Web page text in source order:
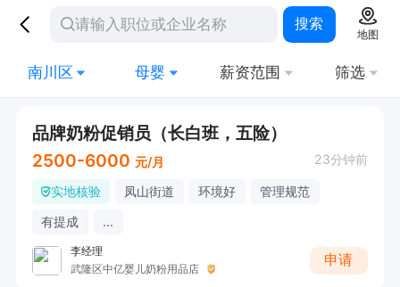
搜索
地图
南川区 母婴 薪资范围 筛选
品牌奶粉促销员（长白班，五险）
2500-6000 元/月 23分钟前
实地核验 凤山街道 环境好
管理规范
有提成
...
李经理
武隆区中亿婴儿奶粉用品店
申请